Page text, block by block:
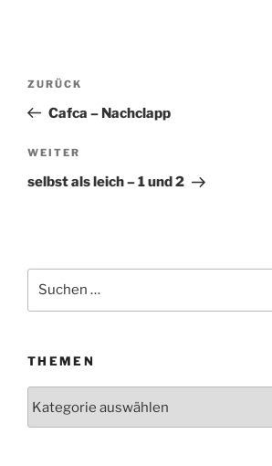
Beitragsnavigation
Vorheriger
Beitrag
ZURÜCK
Cafca – Nachclapp
Nächster
Beitrag
WEITER
selbst als leich – 1 und 2
Suchen
THEMEN